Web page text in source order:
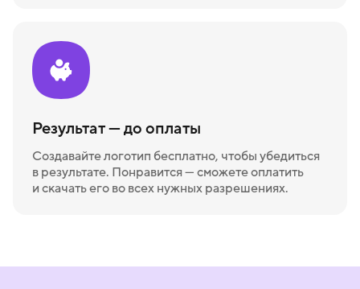
Результат — до оплаты
Создавайте логотип бесплатно, чтобы убедиться
в результате. Понравится — сможете оплатить
и скачать его во всех нужных разрешениях.